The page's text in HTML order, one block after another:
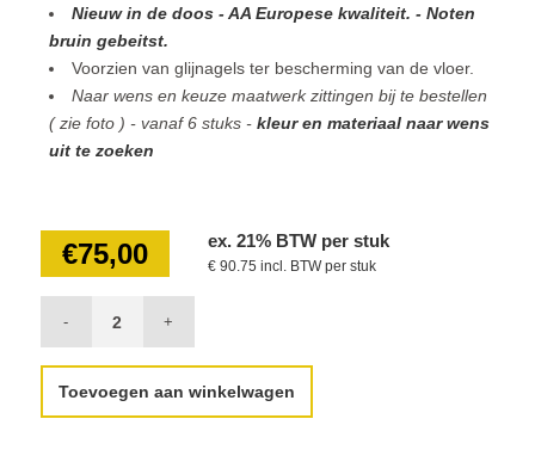
Nieuw in de doos - AA Europese kwaliteit. - Noten
bruin gebeitst.
Voorzien van glijnagels ter bescherming van de vloer.
Naar wens en keuze maatwerk zittingen bij te bestellen
( zie foto ) - vanaf 6 stuks - kleur en materiaal naar wens
uit te zoeken
€75,00 ex. 21% BTW per stuk
€ 90.75 incl. BTW per stuk
Toevoegen aan winkelwagen